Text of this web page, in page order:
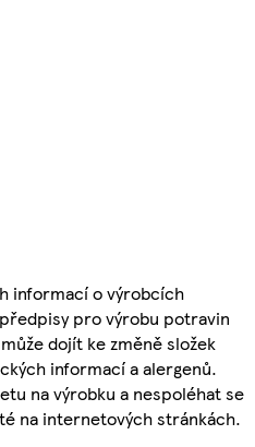
informací o výrobcích
pro výrobu potravin
dojít ke změně složek
informací a alergenů.
na výrobku a nespoléhat se
na internetových stránkách.